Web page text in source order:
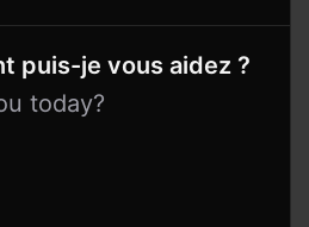
puis-je vous aidez ?
today?